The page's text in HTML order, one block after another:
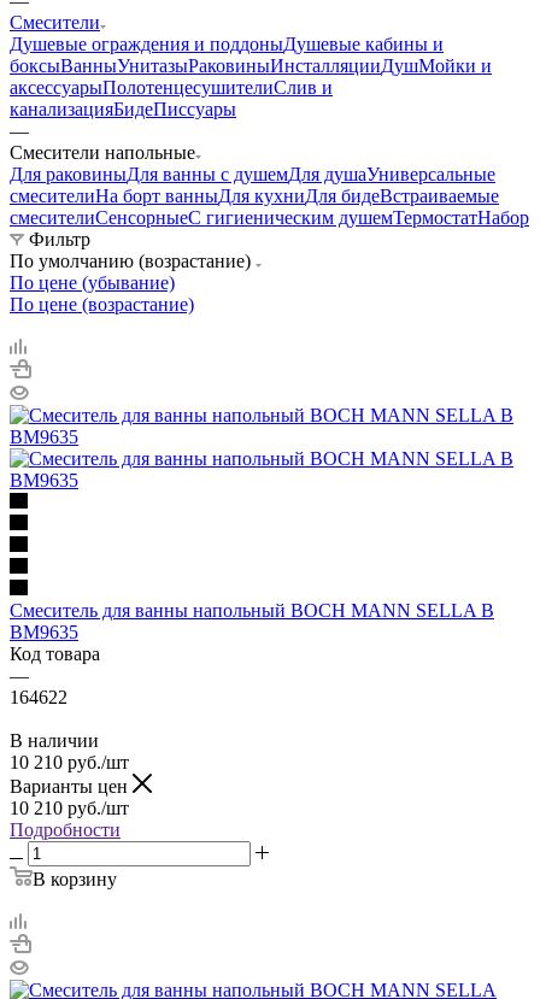
Смесители
Душевые ограждения и поддоныДушевые кабины и
боксыВанныУнитазыРаковиныИнсталляцииДушМойки и
аксессуарыПолотенцесушителиСлив и
канализацияБидеПиссуары
—
Смесители напольные
Для раковиныДля ванны с душемДля душаУниверсальные
смесителиНа борт ванныДля кухниДля бидеВстраиваемые
смесителиСенсорныеС гигиеническим душемТермостатНабор
Фильтр
По умолчанию (возрастание)
По цене (убывание)
По цене (возрастание)
Смеситель для ванны напольный BOCH MANN SELLA B
BM9635
Код товара
—
164622
В наличии
10 210 руб./шт
Варианты цен
10 210 руб./шт
Подробности
В корзину